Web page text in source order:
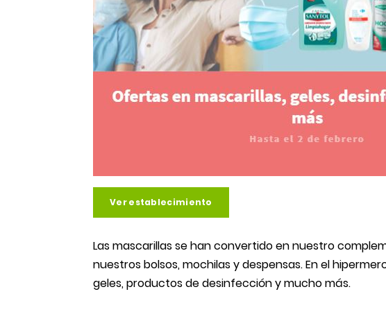
Ver establecimiento
Las mascarillas se han convertido en nuestro
nuestros bolsos, mochilas y despensas. En el
geles, productos de desinfección y mucho más.